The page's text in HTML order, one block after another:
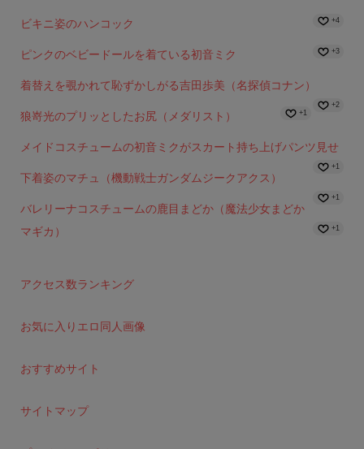
ビキニ姿のハンコック +4
ピンクのベビードールを着ている初音ミク +3
着替えを覗かれて恥ずかしがる吉田歩美（名探偵コナン）
+2
狼嵜光のプリッとしたお尻（メダリスト） +1
メイドコスチュームの初音ミクがスカート持ち上げパンツ見せ
+1
下着姿のマチュ（機動戦士ガンダムジークアクス）
+1
バレリーナコスチュームの鹿目まどか（魔法少女まどか
マギカ）
+1
アクセス数ランキング
お気に入りエロ同人画像
おすすめサイト
サイトマップ